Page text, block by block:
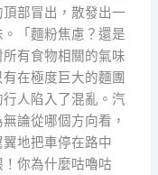
部冒出，散發出一
「麵粉焦慮？還是
有食物相關的氣味
在極度巨大的麵團
人陷入了混亂。汽
無論從哪個方向看，
地把車停在路中
你為什麼咕嚕咕